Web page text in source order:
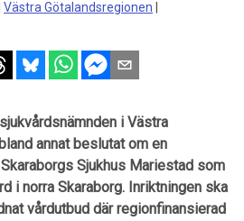
Västra Götalandsregionen
i Västra
annat beslutat om en
Sjukhus Mariestad som
i norra Skaraborg. Inriktningen ska
vårdutbud där regionfinansierad